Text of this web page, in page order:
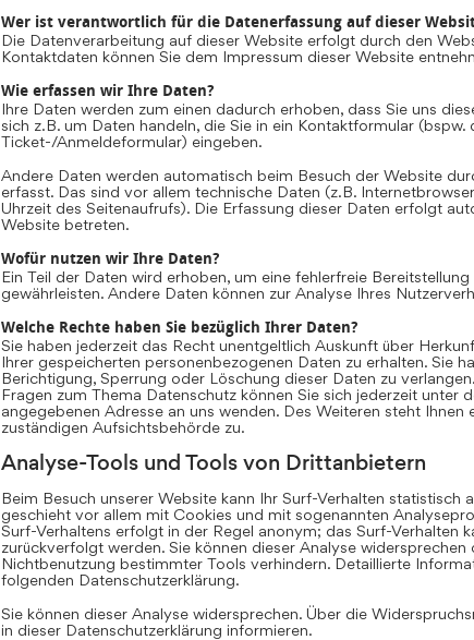
Wer ist verantwortlich für die Datenerfassung auf dieser
Die Datenverarbeitung auf dieser Website erfolgt durch den
Kontaktdaten können Sie dem Impressum dieser Website
Wie erfassen wir Ihre Daten?
Ihre Daten werden zum einen dadurch erhoben, dass Sie uns
sich z.B. um Daten handeln, die Sie in ein Kontaktformular (bspw.
Ticket-/Anmeldeformular) eingeben.
Andere Daten werden automatisch beim Besuch der Website
erfasst. Das sind vor allem technische Daten (z.B.
Uhrzeit des Seitenaufrufs). Die Erfassung dieser Daten erfolgt
Website betreten.
Wofür nutzen wir Ihre Daten?
Ein Teil der Daten wird erhoben, um eine fehlerfreie
gewährleisten. Andere Daten können zur Analyse Ihres
Welche Rechte haben Sie bezüglich Ihrer Daten?
Sie haben jederzeit das Recht unentgeltlich Auskunft über
Ihrer gespeicherten personenbezogenen Daten zu erhalten. Sie
Berichtigung, Sperrung oder Löschung dieser Daten zu
Fragen zum Thema Datenschutz können Sie sich jederzeit unter
angegebenen Adresse an uns wenden. Des Weiteren steht
zuständigen Aufsichtsbehörde zu.
Analyse-Tools und Tools von Drittanbietern
Beim Besuch unserer Website kann Ihr Surf-Verhalten statistisch
geschieht vor allem mit Cookies und mit sogenannten
Surf-Verhaltens erfolgt in der Regel anonym; das Surf-Verhalten
zurückverfolgt werden. Sie können dieser Analyse widersprechen
Nichtbenutzung bestimmter Tools verhindern. Detaillierte
folgenden Datenschutzerklärung.
Sie können dieser Analyse widersprechen. Über die
in dieser Datenschutzerklärung informieren.